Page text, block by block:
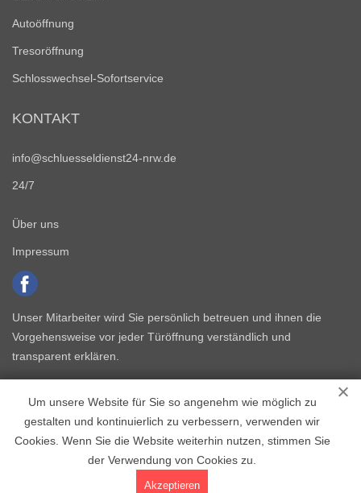
Um unsere Website für Sie so angenehm wie möglich zu
gestalten und kontinuierlich zu verbessern, verwenden wir
Cookies. Wenn Sie die Website weiterhin nutzen, stimmen Sie
der Verwendung von Cookies zu.
Akzeptieren
Autoöffnung
Tresoröffnung
Schlosswechsel-Sofortservice
KONTAKT
info@schluesseldienst24-nrw.de
24/7
Über uns
Impressum
Unser Mitarbeiter wird Sie persönlich betreuen und ihnen die
Vorgehensweise vor jeder Türöffnung verständlich und
transparent erklären.
Copyright © 2015 - 2026 Schlüsseldienst NRW